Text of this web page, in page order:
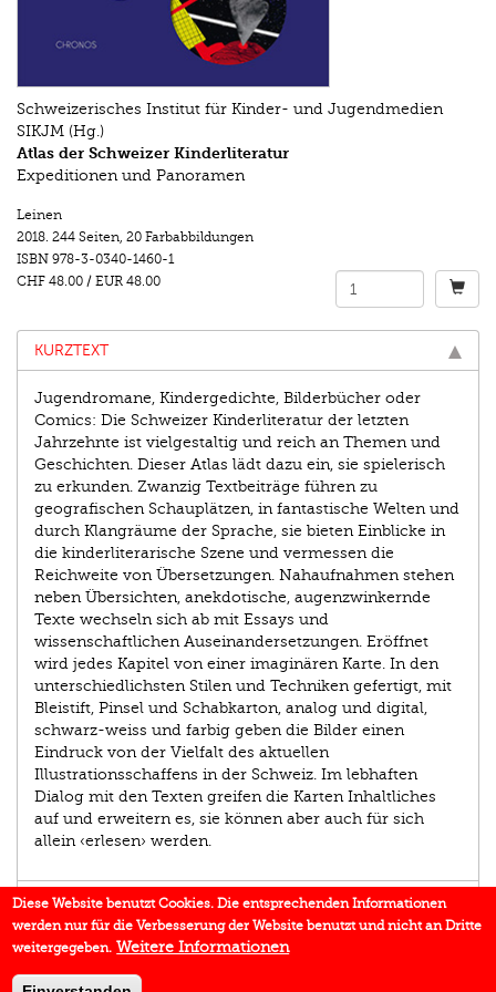
Schweizerisches Institut für Kinder- und Jugendmedien
SIKJM (Hg.)
Atlas der Schweizer Kinderliteratur
Expeditionen und Panoramen
Leinen
2018. 244 Seiten, 20 Farbabbildungen
ISBN 978-3-0340-1460-1
CHF 48.00 / EUR 48.00
KURZTEXT
Jugendromane, Kindergedichte, Bilderbücher oder
Comics: Die Schweizer Kinderliteratur der letzten
Jahrzehnte ist vielgestaltig und reich an Themen und
Geschichten. Dieser Atlas lädt dazu ein, sie spielerisch
zu erkunden. Zwanzig Textbeiträge führen zu
geografischen Schauplätzen, in fantastische Welten und
durch Klangräume der Sprache, sie bieten Einblicke in
die kinderliterarische Szene und vermessen die
Reichweite von Übersetzungen. Nahaufnahmen stehen
neben Übersichten, anekdotische, augenzwinkernde
Texte wechseln sich ab mit Essays und
wissenschaftlichen Auseinandersetzungen. Eröffnet
wird jedes Kapitel von einer imaginären Karte. In den
unterschiedlichsten Stilen und Techniken gefertigt, mit
Bleistift, Pinsel und Schabkarton, analog und digital,
schwarz-weiss und farbig geben die Bilder einen
Eindruck von der Vielfalt des aktuellen
Illustrationsschaffens in der Schweiz. Im lebhaften
Dialog mit den Texten greifen die Karten Inhaltliches
auf und erweitern es, sie können aber auch für sich
allein ‹erlesen› werden.
EINBLICK
IN DEN MEDIEN
DOWNLOADS
Diese Website benutzt Cookies. Die entsprechenden Informationen
werden nur für die Verbesserung der Website benutzt und nicht an Dritte
weitergegeben. Weitere Informationen